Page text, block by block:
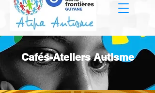
Cafés-Ateliers Autisme